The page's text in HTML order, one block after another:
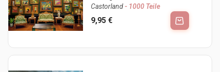
Castorland- 1000 Teile
9,95 €